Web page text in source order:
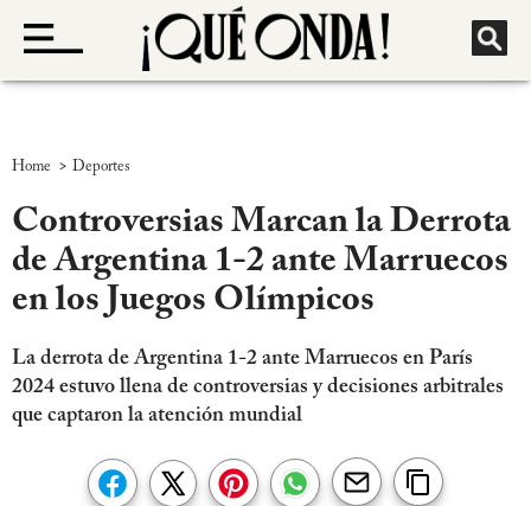
Home > Deportes
Controversias Marcan la Derrota
de Argentina 1-2 ante Marruecos
en los Juegos Olímpicos
La derrota de Argentina 1-2 ante Marruecos en París
2024 estuvo llena de controversias y decisiones arbitrales
que captaron la atención mundial